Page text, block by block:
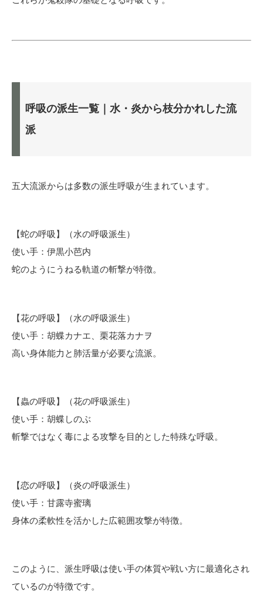
呼吸の派生一覧｜水・炎から枝分かれした流
派
五大流派からは多数の派生呼吸が生まれています。
【蛇の呼吸】（水の呼吸派生）
使い手：伊黒小芭内
蛇のようにうねる軌道の斬撃が特徴。
【花の呼吸】（水の呼吸派生）
使い手：胡蝶カナエ、栗花落カナヲ
高い身体能力と肺活量が必要な流派。
【蟲の呼吸】（花の呼吸派生）
使い手：胡蝶しのぶ
斬撃ではなく毒による攻撃を目的とした特殊な呼吸。
【恋の呼吸】（炎の呼吸派生）
使い手：甘露寺蜜璃
身体の柔軟性を活かした広範囲攻撃が特徴。
このように、派生呼吸は使い手の体質や戦い方に最適化され
ているのが特徴です。